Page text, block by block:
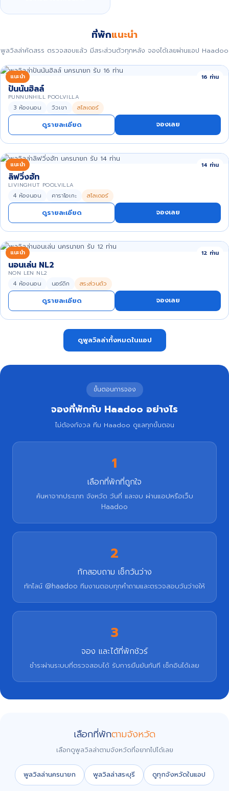
ที่พักแนะนำ
พูลวิลล่าคัดสรร ตรวจสอบแล้ว มีสระส่วนตัวทุกหลัง จองได้เลยผ่านแอป Haadoo
แนะนำ 16 ท่าน
ปันนันฮิลล์
PUNNUNHILL POOLVILLA
3 ห้องนอน วิวเขา สไลเดอร์
ดูรายละเอียด จองเลย
แนะนำ 14 ท่าน
ลิฟวิ่งฮัท
LIVINGHUT POOLVILLA
4 ห้องนอน คาราโอเกะ สไลเดอร์
ดูรายละเอียด จองเลย
แนะนำ 12 ท่าน
นอนเล่น NL2
NON LEN NL2
4 ห้องนอน นอร์ดิก สระส่วนตัว
ดูรายละเอียด จองเลย
ดูพูลวิลล่าทั้งหมดในแอป
ขั้นตอนการจอง
จองที่พักกับ Haadoo อย่างไร
ไม่ต้องกังวล ทีม Haadoo ดูแลทุกขั้นตอน
1
เลือกที่พักที่ถูกใจ
ค้นหาจากประเภท จังหวัด วันที่ และงบ ผ่านแอปหรือเว็บ
Haadoo
2
ทักสอบถาม เช็กวันว่าง
ทักไลน์ @haadoo ทีมงานตอบทุกคำถามและตรวจสอบวันว่างให้
3
จอง และได้ที่พักชัวร์
ชำระผ่านระบบที่ตรวจสอบได้ รับการยืนยันทันที เช็กอินได้เลย
เลือกที่พักตามจังหวัด
เลือกดูพูลวิลล่าตามจังหวัดที่อยากไปได้เลย
พูลวิลล่านครนายก พูลวิลล่าสระบุรี ดูทุกจังหวัดในแอป